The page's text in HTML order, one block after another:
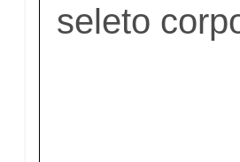
seleto